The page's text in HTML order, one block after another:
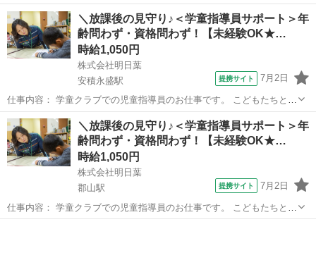
寄駅]： 福島県郡山市安積北井1丁目 - 28 一般社団法人 ヒューマニテ
ィー幼保学園 ヒューマニティー保育園 安積永盛駅自動車7...
福島 郡山市 保育士
＼放課後の見守り♪＜学童指導員サポート＞年
齢問わず・資格問わず！【未経験OK★…
時給1,050円
株式会社明日葉
安積永盛駅
提携サイト 7月2日
仕事内容： 学童クラブでの児童指導員のお仕事です。 こどもたちと活
動を考え、主体的な成長を 見守り・支援します。 ●安心安全な居場所
の提供 ●スポーツ・遊びの提供 ●宿題、自主学習の場の提供 ●保護
者対応 ●教室の清掃・消...
福島 郡山市 安積永盛駅 保育士
＼放課後の見守り♪＜学童指導員サポート＞年
齢問わず・資格問わず！【未経験OK★…
時給1,050円
株式会社明日葉
郡山駅
提携サイト 7月2日
仕事内容： 学童クラブでの児童指導員のお仕事です。 こどもたちと活
動を考え、主体的な成長を 見守り・支援します。 ●安心安全な居場所